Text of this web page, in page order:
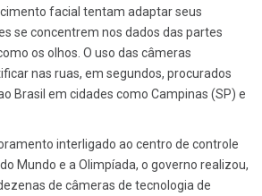
facial tentam adaptar seus
se concentrem nos dados das partes
os olhos. O uso das câmeras
nas ruas, em segundos, procurados
Brasil em cidades como Campinas (SP) e
interligado ao centro de controle
Mundo e a Olimpíada, o governo realizou,
de câmeras de tecnologia de